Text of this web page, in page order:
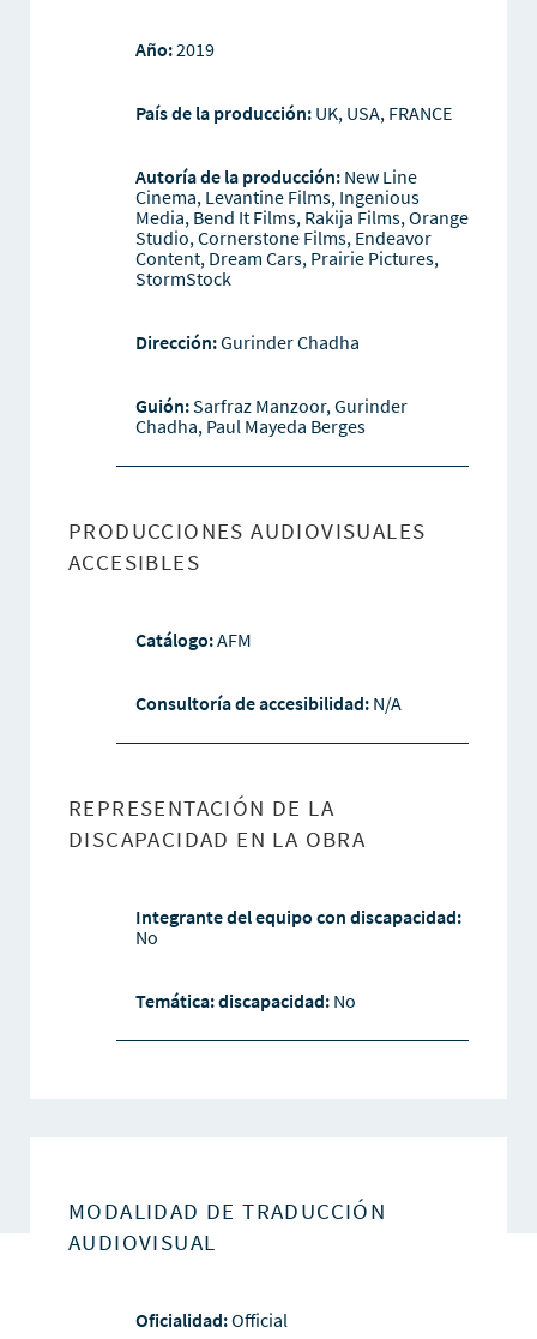
Año:2019
País de la producción: UK, USA, FRANCE
Autoría de la producción: New Line
Cinema, Levantine Films, Ingenious
Media, Bend It Films, Rakija Films, Orange
Studio, Cornerstone Films, Endeavor
Content, Dream Cars, Prairie Pictures,
StormStock
Dirección:Gurinder Chadha
Guión:Sarfraz Manzoor, Gurinder
Chadha, Paul Mayeda Berges
PRODUCCIONES AUDIOVISUALES
ACCESIBLES
Catálogo:AFM
Consultoría de accesibilidad: N/A
REPRESENTACIÓN DE LA
DISCAPACIDAD EN LA OBRA
Integrante del equipo con discapacidad:
No
Temática: discapacidad: No
MODALIDAD DE TRADUCCIÓN
AUDIOVISUAL
Oficialidad:Official